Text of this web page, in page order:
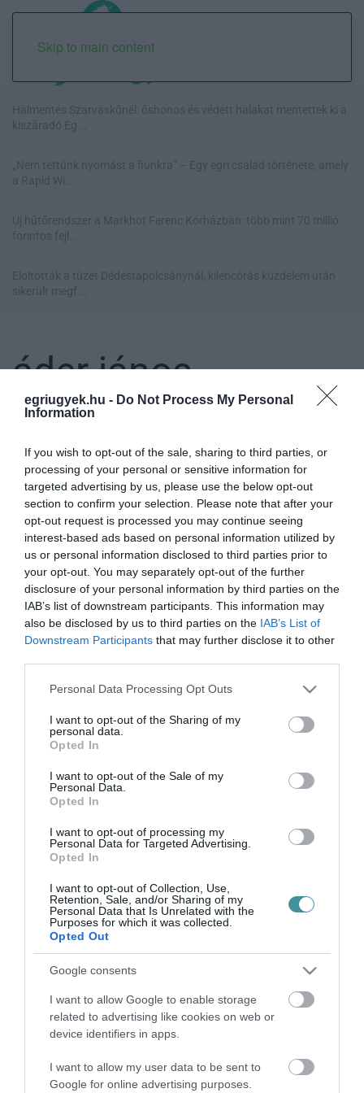
egriugyek.hu - Do Not Process My Personal
Information
If you wish to opt-out of the sale, sharing to third parties, or
processing of your personal or sensitive information for
targeted advertising by us, please use the below opt-out
section to confirm your selection. Please note that after your
opt-out request is processed you may continue seeing
interest-based ads based on personal information utilized by
us or personal information disclosed to third parties prior to
your opt-out. You may separately opt-out of the further
disclosure of your personal information by third parties on the
IAB’s list of downstream participants. This information may
also be disclosed by us to third parties on the IAB’s List of
Downstream Participants that may further disclose it to other
Please note that this website/app uses one or more Google
not limited to your visit or usage behaviour. You may click to
grant or deny consent to Google and its third-party tags to
use your data for below specified purposes in below Google
consent section.
Personal Data Processing Opt Outs
I want to opt-out of the Sharing of my
personal data.
Opted In
I want to opt-out of the Sale of my
Personal Data.
Opted In
I want to opt-out of processing my
Personal Data for Targeted Advertising.
Opted In
I want to opt-out of Collection, Use,
Retention, Sale, and/or Sharing of my
Personal Data that Is Unrelated with the
Purposes for which it was collected.
Opted Out
Google consents
I want to allow Google to enable storage
related to advertising like cookies on web or
device identifiers in apps.
I want to allow my user data to be sent to
Google for online advertising purposes.
Skip to main content
Halmentés Szarvaskőnél: őshonos és védett halakat mentettek ki a
kiszáradó Eg...
„Nem tettünk nyomást a fiunkra” – Egy egri család története, amely
a Rapid Wi...
Új hűtőrendszer a Markhot Ferenc Kórházban: több mint 70 millió
forintos fejl...
Eloltották a tüzet Dédestapolcsánynál, kilencórás küzdelem után
sikerült megf...
áder jános
MEGALAKÍTÁSÁRA
2022. április 29|Mindenki ügye
Áder János köztársasági elnök pénteken felkérte az új kormány
megalakítására Orbán Viktor kormányfőt, az országgyűlési
választáson győztes Fidesz-KDNP pártszövetség miniszterelnök-
jelöltjét, aki...
KIEMELT FONTOSSÁGÚ LETT NOVÁK KATALIN BEIKTATÁSA
2022. május 10 |Mindenki ügye
A Kormány 2022. május 14. napján Budapesten megrendezésre
kerülő köztársasági elnöki beiktatási ünnepséggel
összefüggésben a Kálvin téri református templomban tartandó
istentiszteletet, Kossuth ...
VILLÁJÁT: SZERINTE VÉGET KELL VETNI A VOLT ÁLLAMFŐ
KIEMELT JUTTATÁSAINAK
2026. július 03 | Csarnó Ákos |
Újabb fejezetéhez érkezett a Magyar Péter és Áder János közötti
nyilvános vita. Miután Áder bizonyítékokat vagy bocsánatkérést
követelt a miniszterelnöktől, Magyar pénteken egy drónfelvétellel
MAGYAR PÉTER ÚJABB KÉRDÉSEKET INTÉZETT ÁDER
CSORNAI CHARLES BRONSON!”
2026. július 09| Csarnó Ákos |Mindenki ügye
Újabb nyilvános üzenetváltás bontakozik ki Magyar Péter
miniszterelnök és Áder János között. A kormányfő ezúttal
kérdést is intézett a v...
ORBÁN VIKTOR TÁVOL MARADT A SULYOK TAMÁS MELLETTI
FIDESZES TÜNTETÉSTŐL
| Csarnó Ákos |
A Fidesz–KDNP csütörtök este „Stop Önkény!” címmel szervezett
demonstrációt a budai Várban, a Sándor-palota elé. A rendezvény